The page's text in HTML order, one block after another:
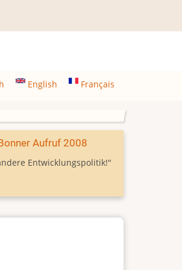
English Français
Aufruf 2008
Entwicklungspolitik!"